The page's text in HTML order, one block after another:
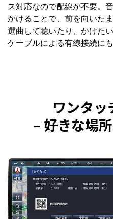
ス対応なので配線が不要。
かけることで、前を向いた
選曲して聴いたり、かけた
ケーブルによる有線接続に
ワンタ
– 好きな場